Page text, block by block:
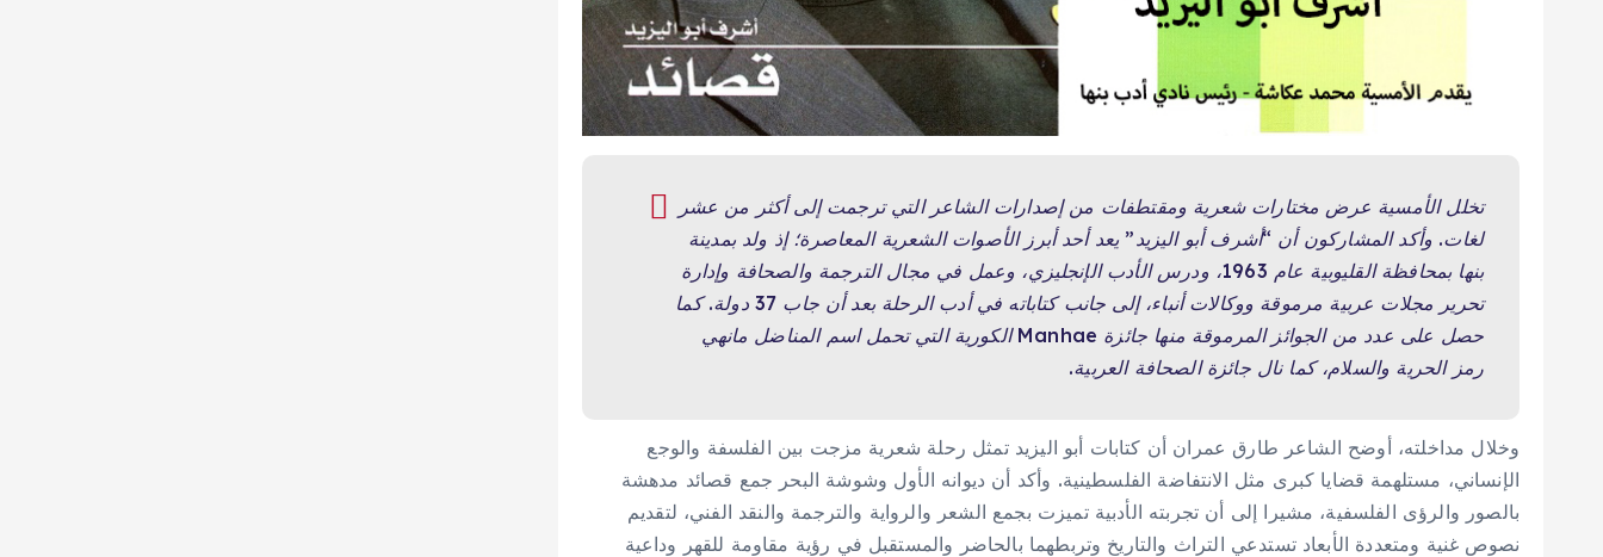
تخلل الأمسية عرض مختارات شعرية ومقتطفات من إصدارات الشاعر التي ترجمت إلى أكثر من عشر
لغات. وأكد المشاركون أن “أشرف أبو اليزيد” يعد أحد أبرز الأصوات الشعرية المعاصرة؛ إذ ولد بمدينة
بنها بمحافظة القليوبية عام 1963، ودرس الأدب الإنجليزي، وعمل في مجال الترجمة والصحافة وإدارة
تحرير مجلات عربية مرموقة ووكالات أنباء، إلى جانب كتاباته في أدب الرحلة بعد أن جاب 37 دولة. كما
حصل على عدد من الجوائز المرموقة منها جائزة Manhae الكورية التي تحمل اسم المناضل مانهي
رمز الحرية والسلام، كما نال جائزة الصحافة العربية.
وخلال مداخلته، أوضح الشاعر طارق عمران أن كتابات أبو اليزيد تمثل رحلة شعرية مزجت بين الفلسفة والوجع
الإنساني، مستلهمة قضايا كبرى مثل الانتفاضة الفلسطينية. وأكد أن ديوانه الأول وشوشة البحر جمع قصائد مدهشة
بالصور والرؤى الفلسفية، مشيرا إلى أن تجربته الأدبية تميزت بجمع الشعر والرواية والترجمة والنقد الفني، لتقديم
نصوص غنية ومتعددة الأبعاد تستدعي التراث والتاريخ وتربطهما بالحاضر والمستقبل في رؤية مقاومة للقهر وداعية